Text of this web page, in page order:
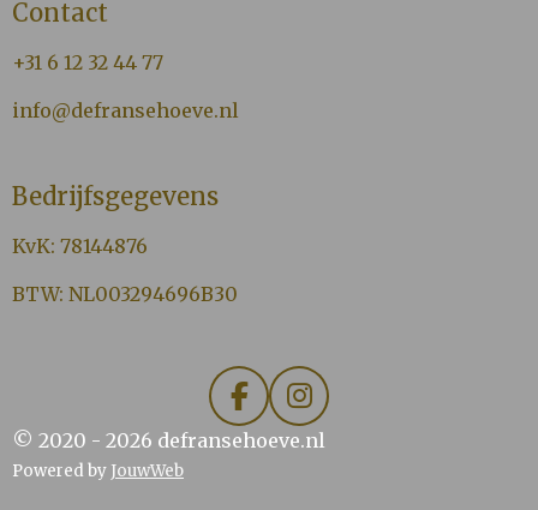
Contact
+31 6 12 32 44 77
info@defransehoeve.nl
Bedrijfsgegevens
KvK: 78144876
BTW: NL003294696B30
F
a
I
n
© 2020 - 2026 defransehoeve.nl
Powered by JouwWeb